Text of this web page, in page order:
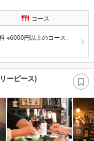
コース
※6000円以上のコース、
ーピース)